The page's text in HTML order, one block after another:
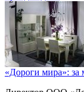
«Дороги мира»: за